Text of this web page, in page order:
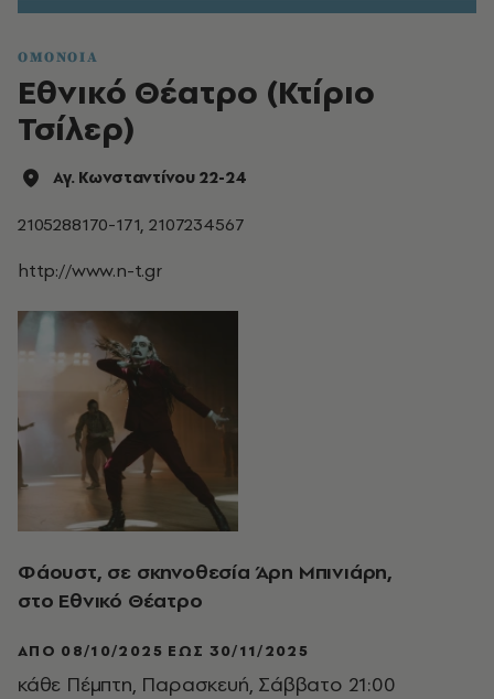
ΟΜΟΝΟΙΑ
Εθνικό Θέατρο (Κτίριο
Τσίλερ)
Αγ. Κωνσταντίνου 22-24
2105288170-171, 2107234567
http://www.n-t.gr
Φάουστ, σε σκηνοθεσία Άρη Μπινιάρη,
στο Εθνικό Θέατρο
ΑΠΌ 08/10/2025 ΈΩΣ 30/11/2025
κάθε Πέμπτη, Παρασκευή, Σάββατο 21:00